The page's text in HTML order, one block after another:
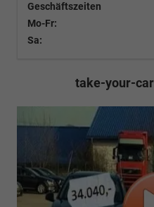
Geschäftszeiten
Mo-Fr:
Sa:
take-your-